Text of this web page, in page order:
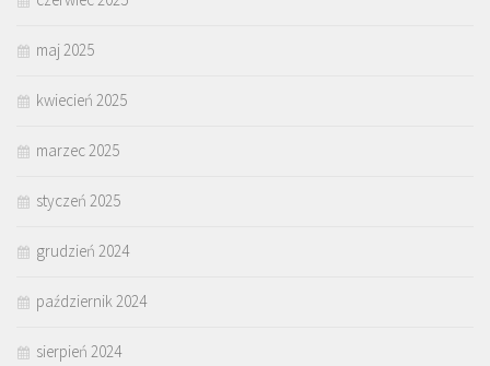
maj 2025
kwiecień 2025
marzec 2025
styczeń 2025
grudzień 2024
październik 2024
sierpień 2024